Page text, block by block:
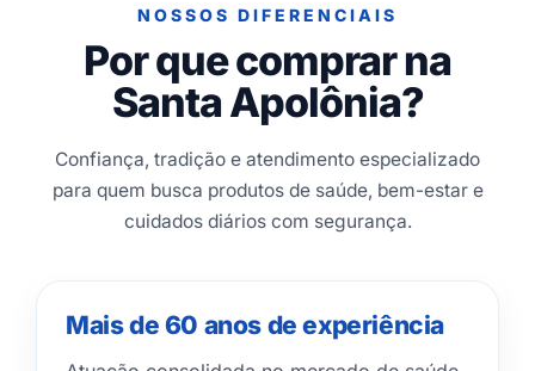
NOSSOS DIFERENCIAIS
Por que comprar na
Santa Apolônia?
Confiança, tradição e atendimento especializado
para quem busca produtos de saúde, bem-estar e
cuidados diários com segurança.
Mais de 60 anos de experiência